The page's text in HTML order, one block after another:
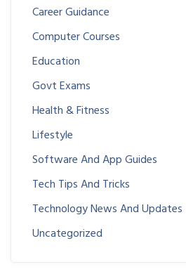
Career Guidance
Computer Courses
Education
Govt Exams
Health & Fitness
Lifestyle
Software And App Guides
Tech Tips And Tricks
Technology News And Updates
Uncategorized